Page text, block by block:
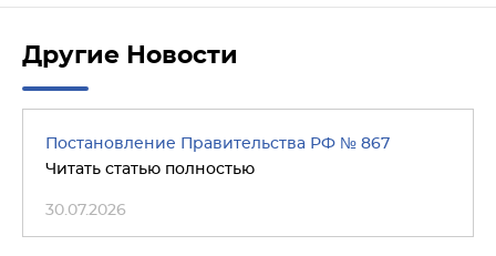
Другие Новости
Постановление Правительства РФ № 867
Читать статью полностью
30.07.2026